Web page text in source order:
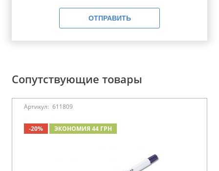
ОТПРАВИТЬ
Сопутствующие товары
Артикул: 611809
-20% ЭКОНОМИЯ 44 ГРН